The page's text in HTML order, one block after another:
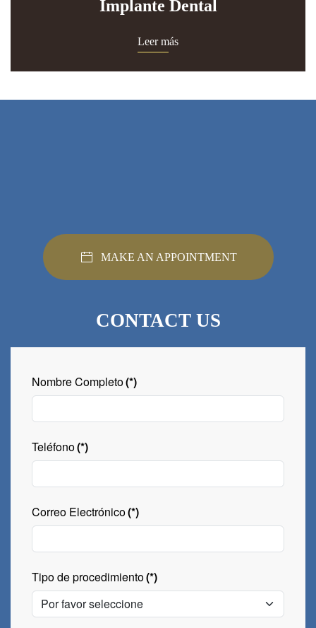
Implante Dental
Leer más
MAKE AN APPOINTMENT
CONTACT US
Nombre Completo(*)
Teléfono(*)
Correo Electrónico(*)
Tipo de procedimiento(*)